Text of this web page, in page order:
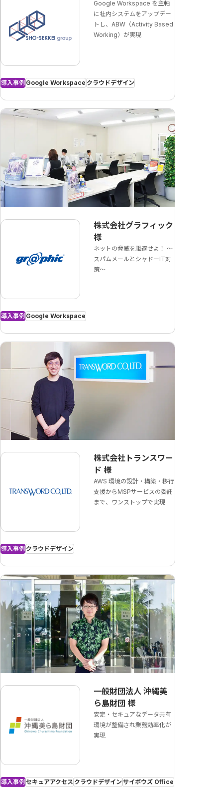
Google Workspace を主軸
に社内システムをアップデー
トし、ABW（Activity Based
Working）が実現
導入事例 Google Workspace クラウドデザイン
株式会社グラフィック
様
ネットの脅威を駆逐せよ！ ～
スパムメールとシャドーIT対
策～
導入事例 Google Workspace
株式会社トランスワー
ド 様
AWS 環境の設計・構築・移行
支援からMSPサービスの委託
まで、ワンストップで実現
導入事例 クラウドデザイン
一般財団法人 沖縄美
ら島財団 様
安定・セキュアなデータ共有
環境が整備され業務効率化が
実現
導入事例 セキュアアクセス クラウドデザインサイボウズ Office